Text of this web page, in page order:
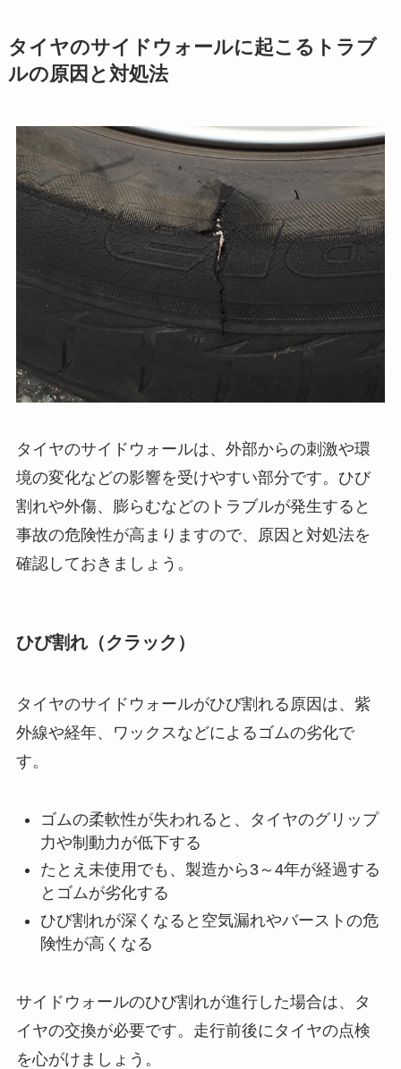
タイヤのサイドウォールに起こるトラブ
ルの原因と対処法
タイヤのサイドウォールは、外部からの刺激や環
境の変化などの影響を受けやすい部分です。ひび
割れや外傷、膨らむなどのトラブルが発生すると
事故の危険性が高まりますので、原因と対処法を
確認しておきましょう。
ひび割れ（クラック）
タイヤのサイドウォールがひび割れる原因は、紫
外線や経年、ワックスなどによるゴムの劣化で
す。
ゴムの柔軟性が失われると、タイヤのグリップ
力や制動力が低下する
たとえ未使用でも、製造から3～4年が経過する
とゴムが劣化する
ひび割れが深くなると空気漏れやバーストの危
険性が高くなる
サイドウォールのひび割れが進行した場合は、タ
イヤの交換が必要です。走行前後にタイヤの点検
を心がけましょう。